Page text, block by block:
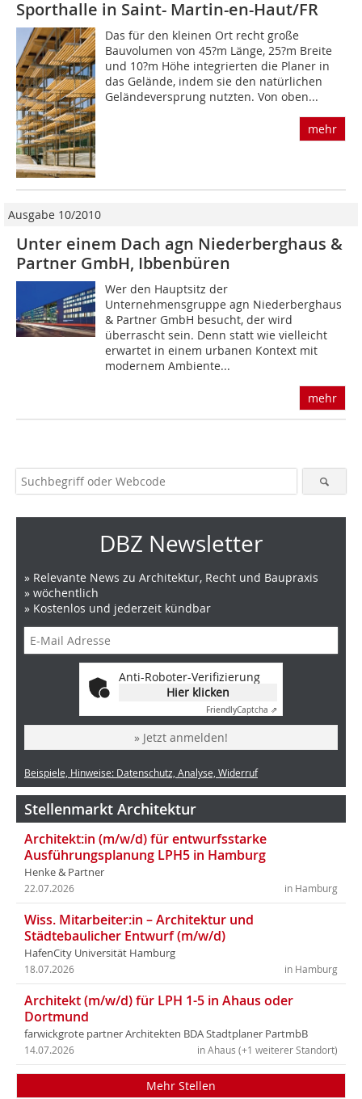
Sporthalle in Saint- Martin-en-Haut/FR
Das für den kleinen Ort recht große
Bauvolumen von 45?m Länge, 25?m Breite
und 10?m Höhe integrierten die Planer in
das Gelände, indem sie den natürlichen
Geländeversprung nutzten. Von oben...
mehr
Ausgabe 10/2010
Unter einem Dach agn Niederberghaus &
Partner GmbH, Ibbenbüren
Wer den Hauptsitz der
Unternehmensgruppe agn Niederberghaus
& Partner GmbH besucht, der wird
überrascht sein. Denn statt wie vielleicht
erwartet in einem urbanen Kon­text mit
modernem Ambiente...
mehr
DBZ Newsletter
» Relevante News zu Architektur, Recht und Baupraxis
» wöchentlich
» Kostenlos und jederzeit kündbar
Anti-Roboter-Verifizierung
Hier klicken
FriendlyCaptcha ⇗
» Jetzt anmelden!
Beispiele, Hinweise: Datenschutz, Analyse, Widerruf
Stellenmarkt Architektur
Architekt:in (m/w/d) für entwurfsstarke
Ausführungsplanung LPH5 in Hamburg
Henke & Partner
in Hamburg
22.07.2026
Wiss. Mitarbeiter:in – Architektur und
Städtebaulicher Entwurf (m/w/d)
HafenCity Universität Hamburg
in Hamburg
18.07.2026
Architekt (m/w/d) für LPH 1-5 in Ahaus oder
Dortmund
farwickgrote partner Architekten BDA Stadtplaner PartmbB
in Ahaus (+1 weiterer Standort)
14.07.2026
Mehr Stellen